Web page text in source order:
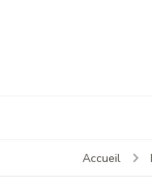
Accueil